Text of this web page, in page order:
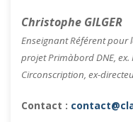
Christophe GILGER
Enseignant Référent pour
projet Primàbord DNE,
Circonscription, ex-
Contact :